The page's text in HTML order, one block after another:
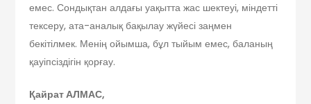
емес. Сондықтан алдағы уақытта жас шектеуі, міндетті
тексеру, ата-аналық бақылау жүйесі заңмен
бекітілмек. Менің ойымша, бұл тыйым емес, баланың
қауіпсіздігін қорғау.
Қайрат АЛМАС,